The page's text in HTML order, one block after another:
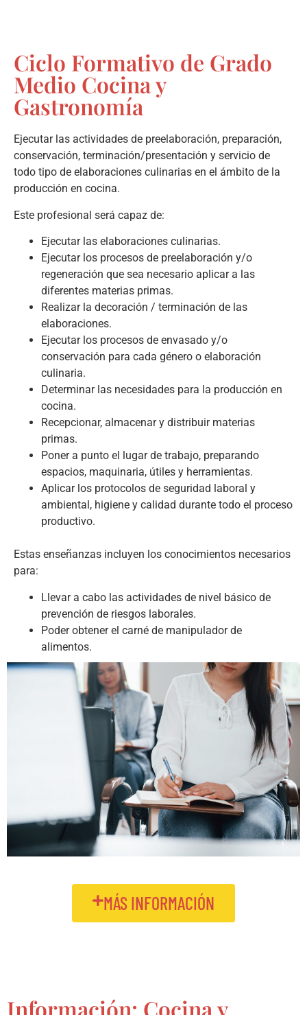
Ciclo Formativo de Grado
Medio Cocina y
Gastronomía
Ejecutar las actividades de preelaboración, preparación,
conservación, terminación/presentación y servicio de
todo tipo de elaboraciones culinarias en el ámbito de la
producción en cocina.
Este profesional será capaz de:
Ejecutar las elaboraciones culinarias.
Ejecutar los procesos de preelaboración y/o
regeneración que sea necesario aplicar a las
diferentes materias primas.
Realizar la decoración / terminación de las
elaboraciones.
Ejecutar los procesos de envasado y/o
conservación para cada género o elaboración
culinaria.
Determinar las necesidades para la producción en
cocina.
Recepcionar, almacenar y distribuir materias
primas.
Poner a punto el lugar de trabajo, preparando
espacios, maquinaria, útiles y herramientas.
Aplicar los protocolos de seguridad laboral y
ambiental, higiene y calidad durante todo el proceso
productivo.
Estas enseñanzas incluyen los conocimientos necesarios
para:
Llevar a cabo las actividades de nivel básico de
prevención de riesgos laborales.
Poder obtener el carné de manipulador de
alimentos.
MÁS INFORMACIÓN
Información: Cocina y